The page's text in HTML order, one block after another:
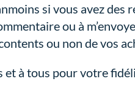
si vous avez des
ou à
ou non de vos
et à tous pour votre